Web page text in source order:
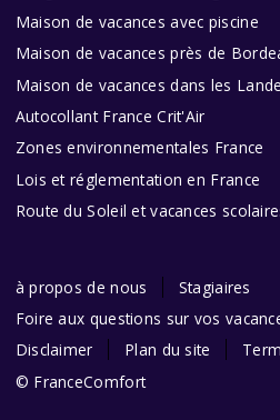
Maison de vacances avec piscine
Maison de vacances près de
Maison de vacances dans les
Autocollant France Crit'Air
Zones environnementales France
Lois et réglementation en France
Route du Soleil et vacances
à propos de nous
Stagiaires
Foire aux questions sur vos
Disclaimer
Plan du site
© FranceComfort